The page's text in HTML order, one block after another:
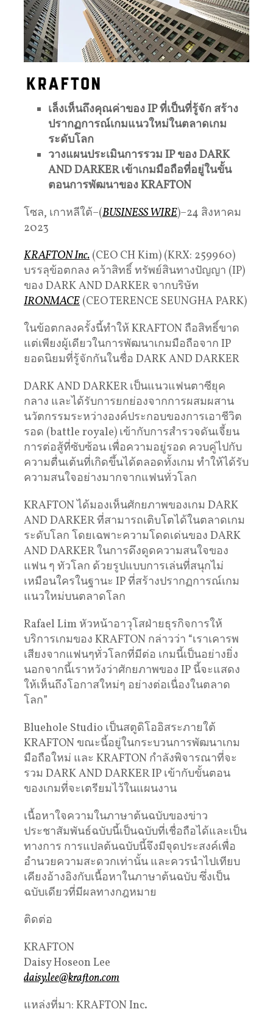
เล็งเห็นถึงคุณค่าของIP ที่เป็นที่รู้จัก สร้าง
ปรากฏการณ์เกมแนวใหม่ในตลาดเกม
ระดับโลก
วางแผนประเมินการรวม IPของDARK
AND DARKERเข้าเกมมือถือที่อยู่ในขั้น
ตอนการพัฒนาของKRAFTON
โซล, เกาหลีใต้–(BUSINESS WIRE)–24 สิงหาคม
2023
KRAFTON Inc. (CEO CH Kim) (KRX: 259960)
บรรลุข้อตกลง คว้าสิทธิ์ ทรัพย์สินทางปัญญา (IP)
ของ DARK AND DARKER จากบริษัท
IRONMACE (CEO TERENCE SEUNGHA PARK)
ในข้อตกลงครั้งนี้ทำให้ KRAFTON ถือสิทธิ์ขาด
แต่เพียงผู้เดียวในการพัฒนาเกมมือถือจาก IP
ยอดนิยมที่รู้จักกันในชื่อ DARK AND DARKER
DARK AND DARKER เป็นแนวแฟนตาซียุค
กลาง และได้รับการยกย่องจากการผสมผสาน
นวัตกรรมระหว่างองค์ประกอบของการเอาชีวิต
รอด (battle royale) เข้ากับการสำรวจดันเจี้ยน
การต่อสู้ที่ซับซ้อน เพื่อความอยู่รอด ควบคู่ไปกับ
ความตื่นเต้นที่เกิดขึ้นได้ตลอดทั้งเกม ทำให้ได้รับ
ความสนใจอย่างมากจากแฟนทั่วโลก
KRAFTON ได้มองเห็นศักยภาพของเกม DARK
AND DARKER ที่สามารถเติบโตได้ในตลาดเกม
ระดับโลก โดยเฉพาะความโดดเด่นของ DARK
AND DARKER ในการดึงดูดความสนใจของ
แฟน ๆ ทัวโลก ด้วยรูปแบบการเล่นที่สนุกไม่
เหมือนใครในฐานะ IP ที่สร้างปรากฏการณ์เกม
แนวใหม่บนตลาดโลก
Rafael Lim หัวหน้าอาวุโสฝ่ายธุรกิจการให้
บริการเกมของ KRAFTON กล่าวว่า “เราเคารพ
เสียงจากแฟนๆทั่วโลกที่มีต่อ เกมนี้เป็นอย่างยิ่ง
นอกจากนี้เราหวังว่าศักยภาพของ IP นี้จะแสดง
ให้เห็นถึงโอกาสใหม่ๆ อย่างต่อเนื่องในตลาด
โลก”
Bluehole Studio เป็นสตูดิโออิสระภายใต้
KRAFTON ขณะนี้อยู่ในกระบวนการพัฒนาเกม
มือถือใหม่ และ KRAFTON กำลังพิจารณาที่จะ
รวม DARK AND DARKER IP เข้ากับขั้นตอน
ของเกมที่จะเตรียมไว้ในแผนงาน
เนื้อหาใจความในภาษาต้นฉบับของข่าว
ประชาสัมพันธ์ฉบับนี้เป็นฉบับที่เชื่อถือได้และเป็น
ทางการ การแปลต้นฉบับนี้จึงมีจุดประสงค์เพื่อ
อำนวยความสะดวกเท่านั้น และควรนำไปเทียบ
เคียงอ้างอิงกับเนื้อหาในภาษาต้นฉบับ ซึ่งเป็น
ฉบับเดียวที่มีผลทางกฎหมาย
ติดต่อ
KRAFTON
Daisy Hoseon Lee
daisy.lee@krafton.com
แหล่งที่มา: KRAFTON Inc.